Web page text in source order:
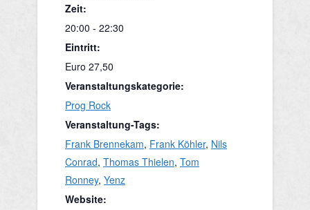
Zeit:
20:00 - 22:30
Eintritt:
Euro 27,50
Veranstaltungskategorie:
Prog Rock
Veranstaltung-Tags:
Frank Brennekam, Frank Köhler, Nils
Conrad, Thomas Thielen, Tom
Ronney, Yenz
Website: